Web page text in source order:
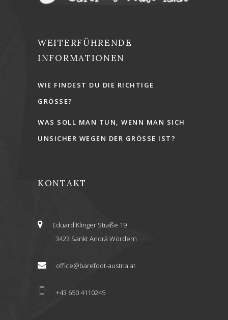
WEITERFÜHRENDE
INFORMATIONEN
WIE FINDEST DU DIE RICHTIGE
GRÖSSE?
WAS SOLL MAN TUN, WENN MAN SICH
UNSICHER WEGEN DER GRÖSSE IST?
KONTAKT
Eduard Klinger Straße 19
3423 Sankt Andrä Wördern
office@barefoot-austria.at
+43 650 4110245